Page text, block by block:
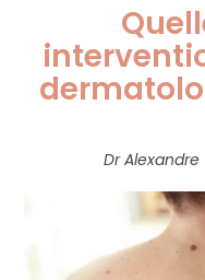
Dr Alexandre